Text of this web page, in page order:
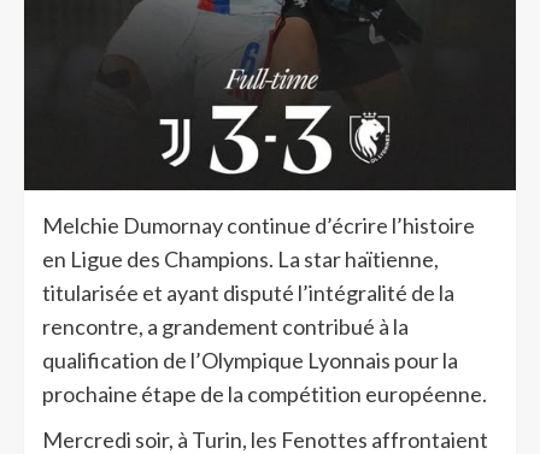
Melchie Dumornay continue d’écrire l’histoire
en Ligue des Champions. La star haïtienne,
titularisée et ayant disputé l’intégralité de la
rencontre, a grandement contribué à la
qualification de l’Olympique Lyonnais pour la
prochaine étape de la compétition européenne.
Mercredi soir, à Turin, les Fenottes affrontaient